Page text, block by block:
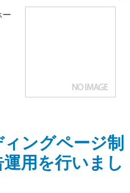
ー
ングページ制
用を行いまし